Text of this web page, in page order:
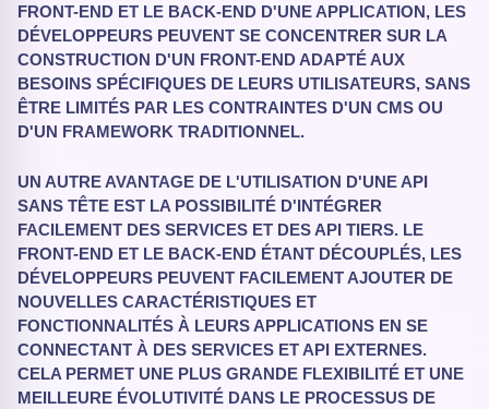
FRONT-END ET LE BACK-END D'UNE APPLICATION, LES
DÉVELOPPEURS PEUVENT SE CONCENTRER SUR LA
CONSTRUCTION D'UN FRONT-END ADAPTÉ AUX
BESOINS SPÉCIFIQUES DE LEURS UTILISATEURS, SANS
ÊTRE LIMITÉS PAR LES CONTRAINTES D'UN CMS OU
D'UN FRAMEWORK TRADITIONNEL.
UN AUTRE AVANTAGE DE L'UTILISATION D'UNE API
SANS TÊTE EST LA POSSIBILITÉ D'INTÉGRER
FACILEMENT DES SERVICES ET DES API TIERS. LE
FRONT-END ET LE BACK-END ÉTANT DÉCOUPLÉS, LES
DÉVELOPPEURS PEUVENT FACILEMENT AJOUTER DE
NOUVELLES CARACTÉRISTIQUES ET
FONCTIONNALITÉS À LEURS APPLICATIONS EN SE
CONNECTANT À DES SERVICES ET API EXTERNES.
CELA PERMET UNE PLUS GRANDE FLEXIBILITÉ ET UNE
MEILLEURE ÉVOLUTIVITÉ DANS LE PROCESSUS DE